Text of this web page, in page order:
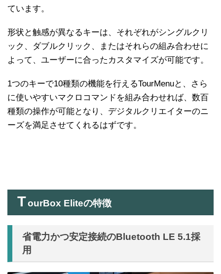
ています。
形状と触感が異なるキーは、それぞれがシングルクリ
ック、ダブルクリック、またはそれらの組み合わせに
よって、ユーザーに合ったカスタマイズが可能です。
1つのキーで10種類の機能を行えるTourMenuと、さら
に使いやすいマクロコマンドを組み合わせれば、数百
種類の操作が可能となり、デジタルクリエイターのニ
ーズを満足させてくれるはずです。
TourBox Eliteの特徴
省電力かつ安定接続のBluetooth LE 5.1採
用